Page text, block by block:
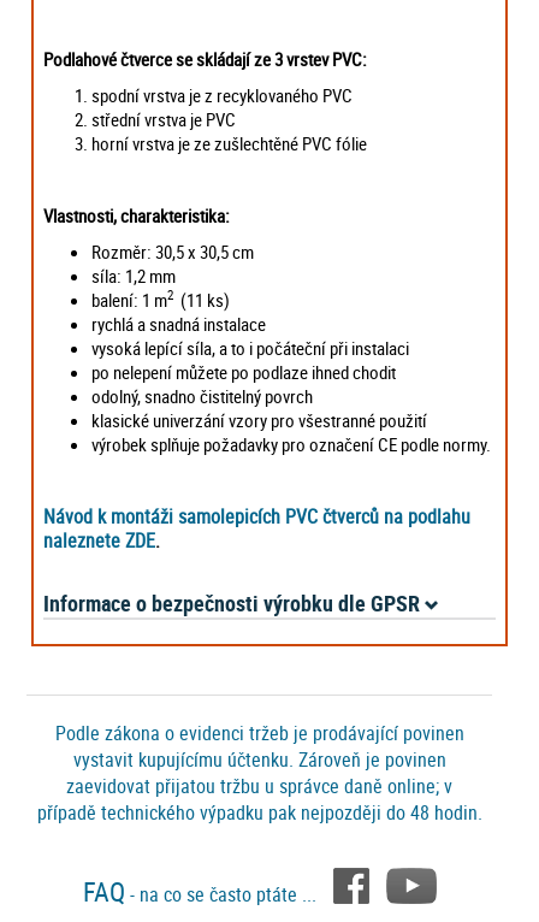
Podlahové čtverce se skládají ze 3 vrstev PVC:
spodní vrstva je z recyklovaného PVC
střední vrstva je PVC
horní vrstva je ze zušlechtěné PVC fólie
Vlastnosti, charakteristika:
Rozměr: 30,5 x 30,5 cm
síla: 1,2 mm
balení: 1 m2 (11 ks)
rychlá a snadná instalace
vysoká lepící síla, a to i počáteční při instalaci
po nelepení můžete po podlaze ihned chodit
odolný, snadno čistitelný povrch
klasické univerzání vzory pro všestranné použití
výrobek splňuje požadavky pro označení CE podle normy.
Návod k montáži samolepicích PVC čtverců na podlahu
naleznete ZDE.
Informace o bezpečnosti výrobku dle GPSR
Podle zákona o evidenci tržeb je prodávající povinen
vystavit kupujícímu účtenku. Zároveň je povinen
zaevidovat přijatou tržbu u správce daně online; v
případě technického výpadku pak nejpozději do 48 hodin.
FAQ - na co se často ptáte ...